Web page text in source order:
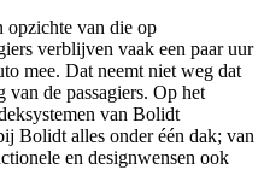
opzichte van die op
verblijven vaak een paar uur
mee. Dat neemt niet weg dat
van de passagiers. Op het
van Bolidt
Bolidt alles onder één dak; van
en designwensen ook